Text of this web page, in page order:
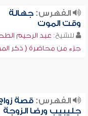
الفهرس:جهالة
وقت الموت
للشيخ: عبد الرحيم
جزء من محاضرة ( ذكر
الفهرس:قصة
جليبيب ورضا الزوجة